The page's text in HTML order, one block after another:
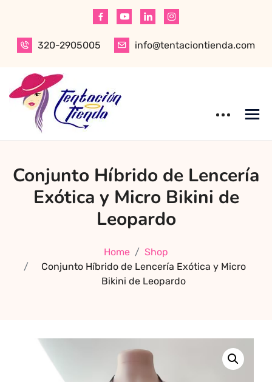
content
320-2905005
info@tentaciontienda.com
mejor sex shop
en Bogotá,
especializado en
Encuentra ropa
vestidos de baño
a los mejores
Conjunto Híbrido de Lencería
Exótica y Micro Bikini de
Leopardo
Home
Shop
Conjunto Híbrido de Lencería Exótica y Micro
Bikini de Leopardo